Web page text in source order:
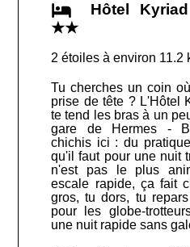
Hôtel
★★
2 étoiles à environ 11.2
Tu cherches un coin
prise de tête ? L'Hôtel
te tend les bras à un
gare de Hermes -
chichis ici : du
qu'il faut pour une nuit
n'est pas le plus
escale rapide, ça fait
gros, tu dors, tu
pour les globe-
une nuit rapide sans